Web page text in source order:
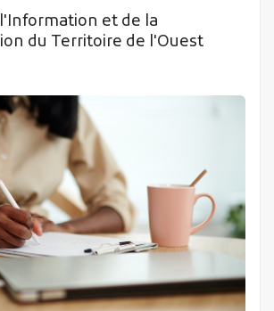
et de la
du Territoire de l'Ouest